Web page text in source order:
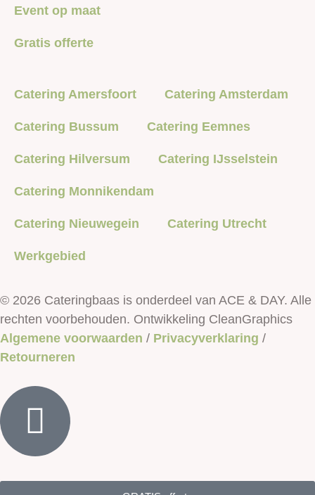
Event op maat
Gratis offerte
Catering Amersfoort Catering Amsterdam
Catering Bussum Catering Eemnes
Catering Hilversum Catering IJsselstein
Catering Monnikendam
Catering Nieuwegein Catering Utrecht
Werkgebied
© 2026 Cateringbaas is onderdeel van ACE & DAY. Alle
rechten voorbehouden. Ontwikkeling CleanGraphics
Algemene voorwaarden / Privacyverklaring /
Retourneren